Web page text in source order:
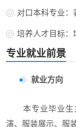
对口本科专业：
培养人才目标：
专业就业前景
就业方向
本专业毕业生
演、服装展示、服